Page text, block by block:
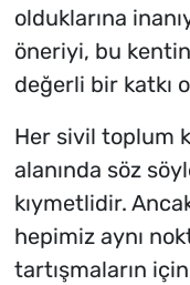
olduklarına
öneriyi, bu
değerli bir katkı
Her sivil toplum
alanında söz
kıymetlidir.
hepimiz aynı
tartışmaların